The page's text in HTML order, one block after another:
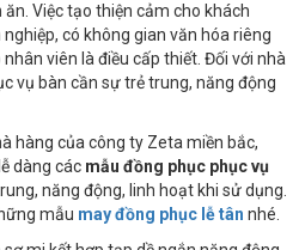
Việc tạo thiện cảm cho khách
có không gian văn hóa riêng
viên là điều cấp thiết. Đối với nhà
vụ bàn cần sự trẻ trung, năng động
hàng của công ty Zeta miền bắc,
dàng các mẫu đồng phục phục vụ
năng động, linh hoạt khi sử dụng.
mẫu may đồng phục lễ tân nhé.